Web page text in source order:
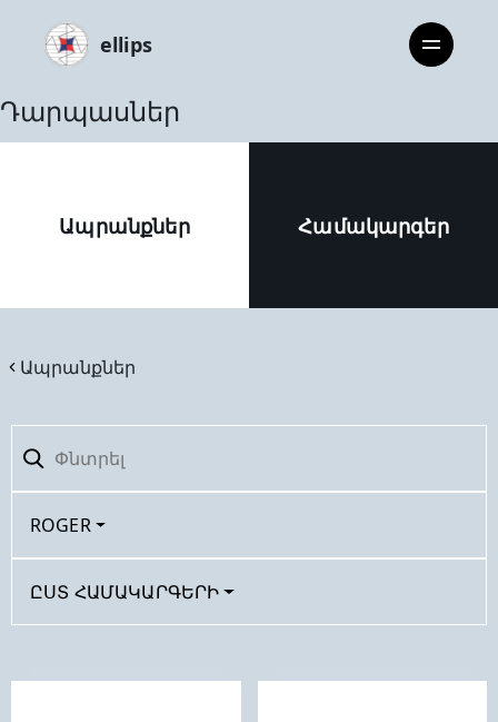
ellips
Դարպասներ
Ապրանքներ Համակարգեր
Ապրանքներ
ROGER
ԸՍՏ ՀԱՄԱԿԱՐԳԵՐԻ